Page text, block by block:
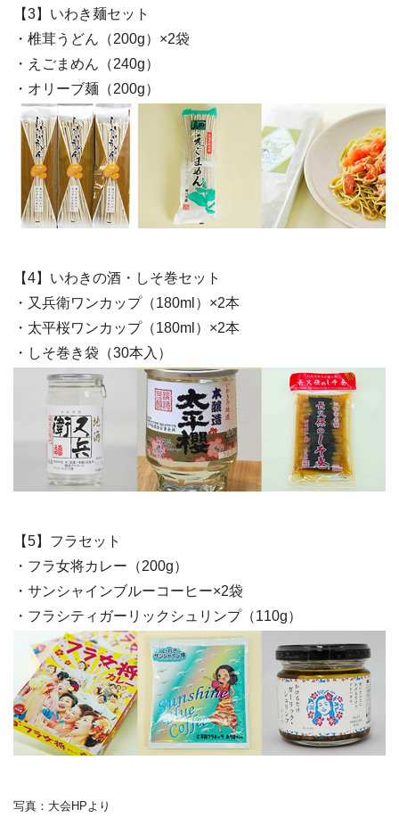
【3】いわき麺セット
・椎茸うどん（200g）×2袋
・えごまめん（240g）
・オリーブ麺（200g）
【4】いわきの酒・しそ巻セット
・又兵衛ワンカップ（180ml）×2本
・太平桜ワンカップ（180ml）×2本
・しそ巻き袋（30本入）
【5】フラセット
・フラ女将カレー（200g）
・サンシャインブルーコーヒー×2袋
・フラシティガーリックシュリンプ（110g）
写真：大会HPより